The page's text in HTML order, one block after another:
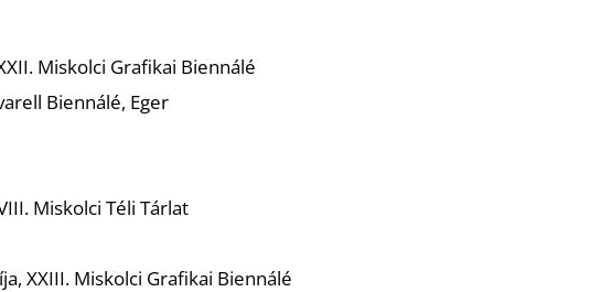
Miskolci Grafikai Biennálé
Biennálé, Eger
Miskolci Téli Tárlat
XXIII. Miskolci Grafikai Biennálé